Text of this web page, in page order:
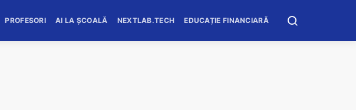
PROFESORI AI LA ȘCOALĂ NEXTLAB.TECH EDUCAȚIE FINANCIARĂ